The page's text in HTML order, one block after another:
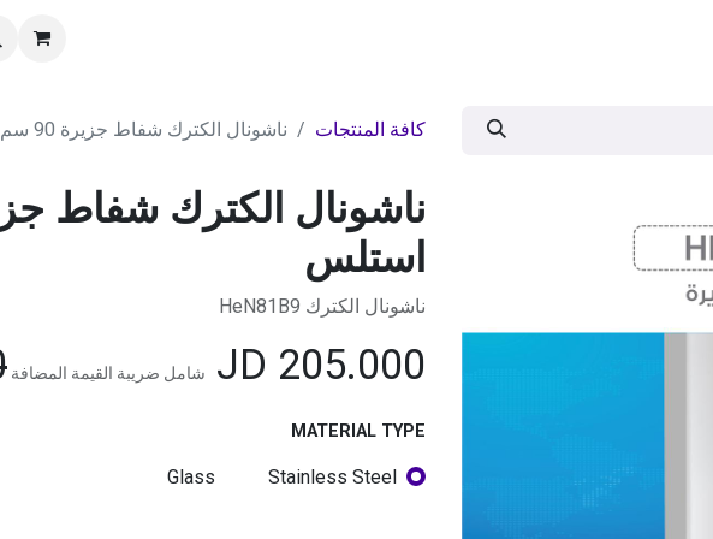
كافة المنتجات ناشونال الكترك شفاط جزيرة 90 سم استلس
استلس
ناشونال الكترك HeN81B9
205.000 شامل ضريبة القيمة المضافة
MATERIAL TYPE
Stainless Steel
Glass